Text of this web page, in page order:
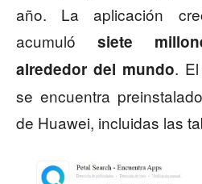
año. La aplicación
acumuló siete
alrededor del mundo.
se encuentra
de Huawei, incluidas las